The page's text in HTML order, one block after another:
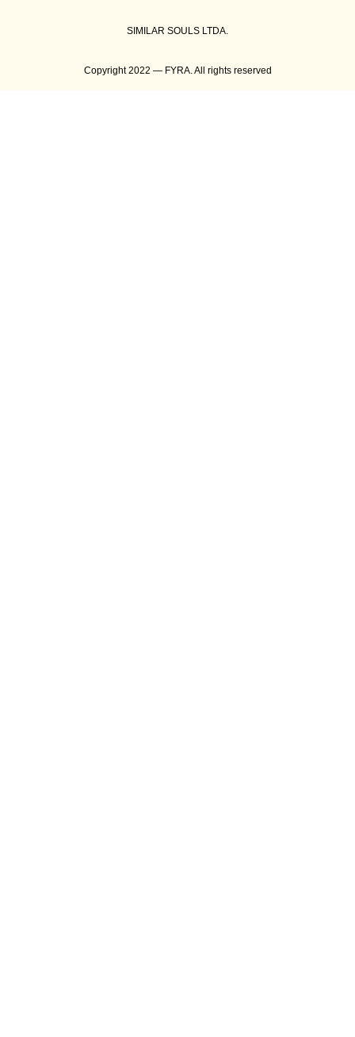
SIMILAR SOULS LTDA.
Copyright 2022 — FYRA. All rights reserved